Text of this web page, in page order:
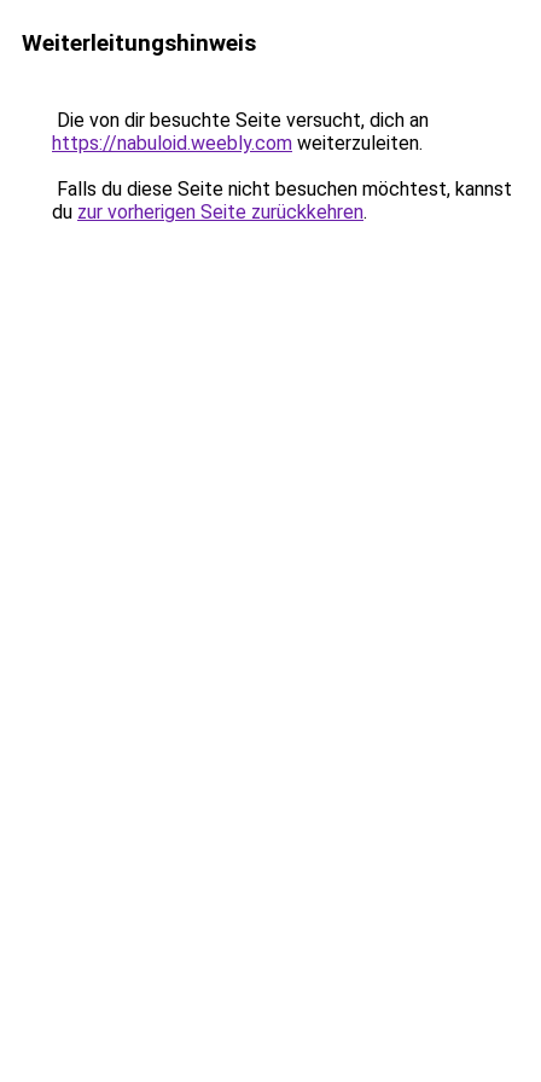
Weiterleitungshinweis
Die von dir besuchte Seite versucht, dich an
https://nabuloid.weebly.com weiterzuleiten.
Falls du diese Seite nicht besuchen möchtest, kannst
du zur vorherigen Seite zurückkehren.